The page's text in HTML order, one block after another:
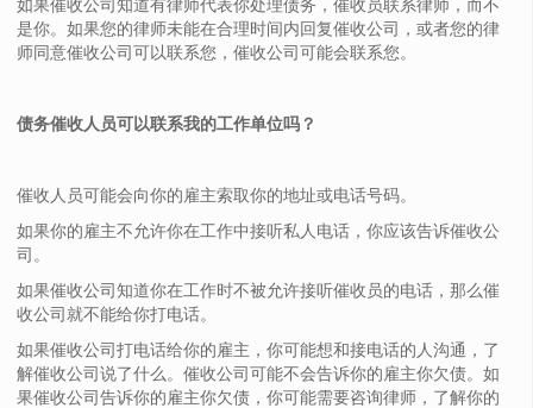
如果催收公司知道有律师代表你处理债务，催收员联系律师，而不
是你。如果您的律师未能在合理时间内回复催收公司，或者您的律
师同意催收公司可以联系您，催收公司可能会联系您。
债务催收人员可以联系我的工作单位吗？
催收人员可能会向你的雇主索取你的地址或电话号码。
如果你的雇主不允许你在工作中接听私人电话，你应该告诉催收公
司。
如果催收公司知道你在工作时不被允许接听催收员的电话，那么催
收公司就不能给你打电话。
如果催收公司打电话给你的雇主，你可能想和接电话的人沟通，了
解催收公司说了什么。催收公司可能不会告诉你的雇主你欠债。如
果催收公司告诉你的雇主你欠债，你可能需要咨询律师，了解你的